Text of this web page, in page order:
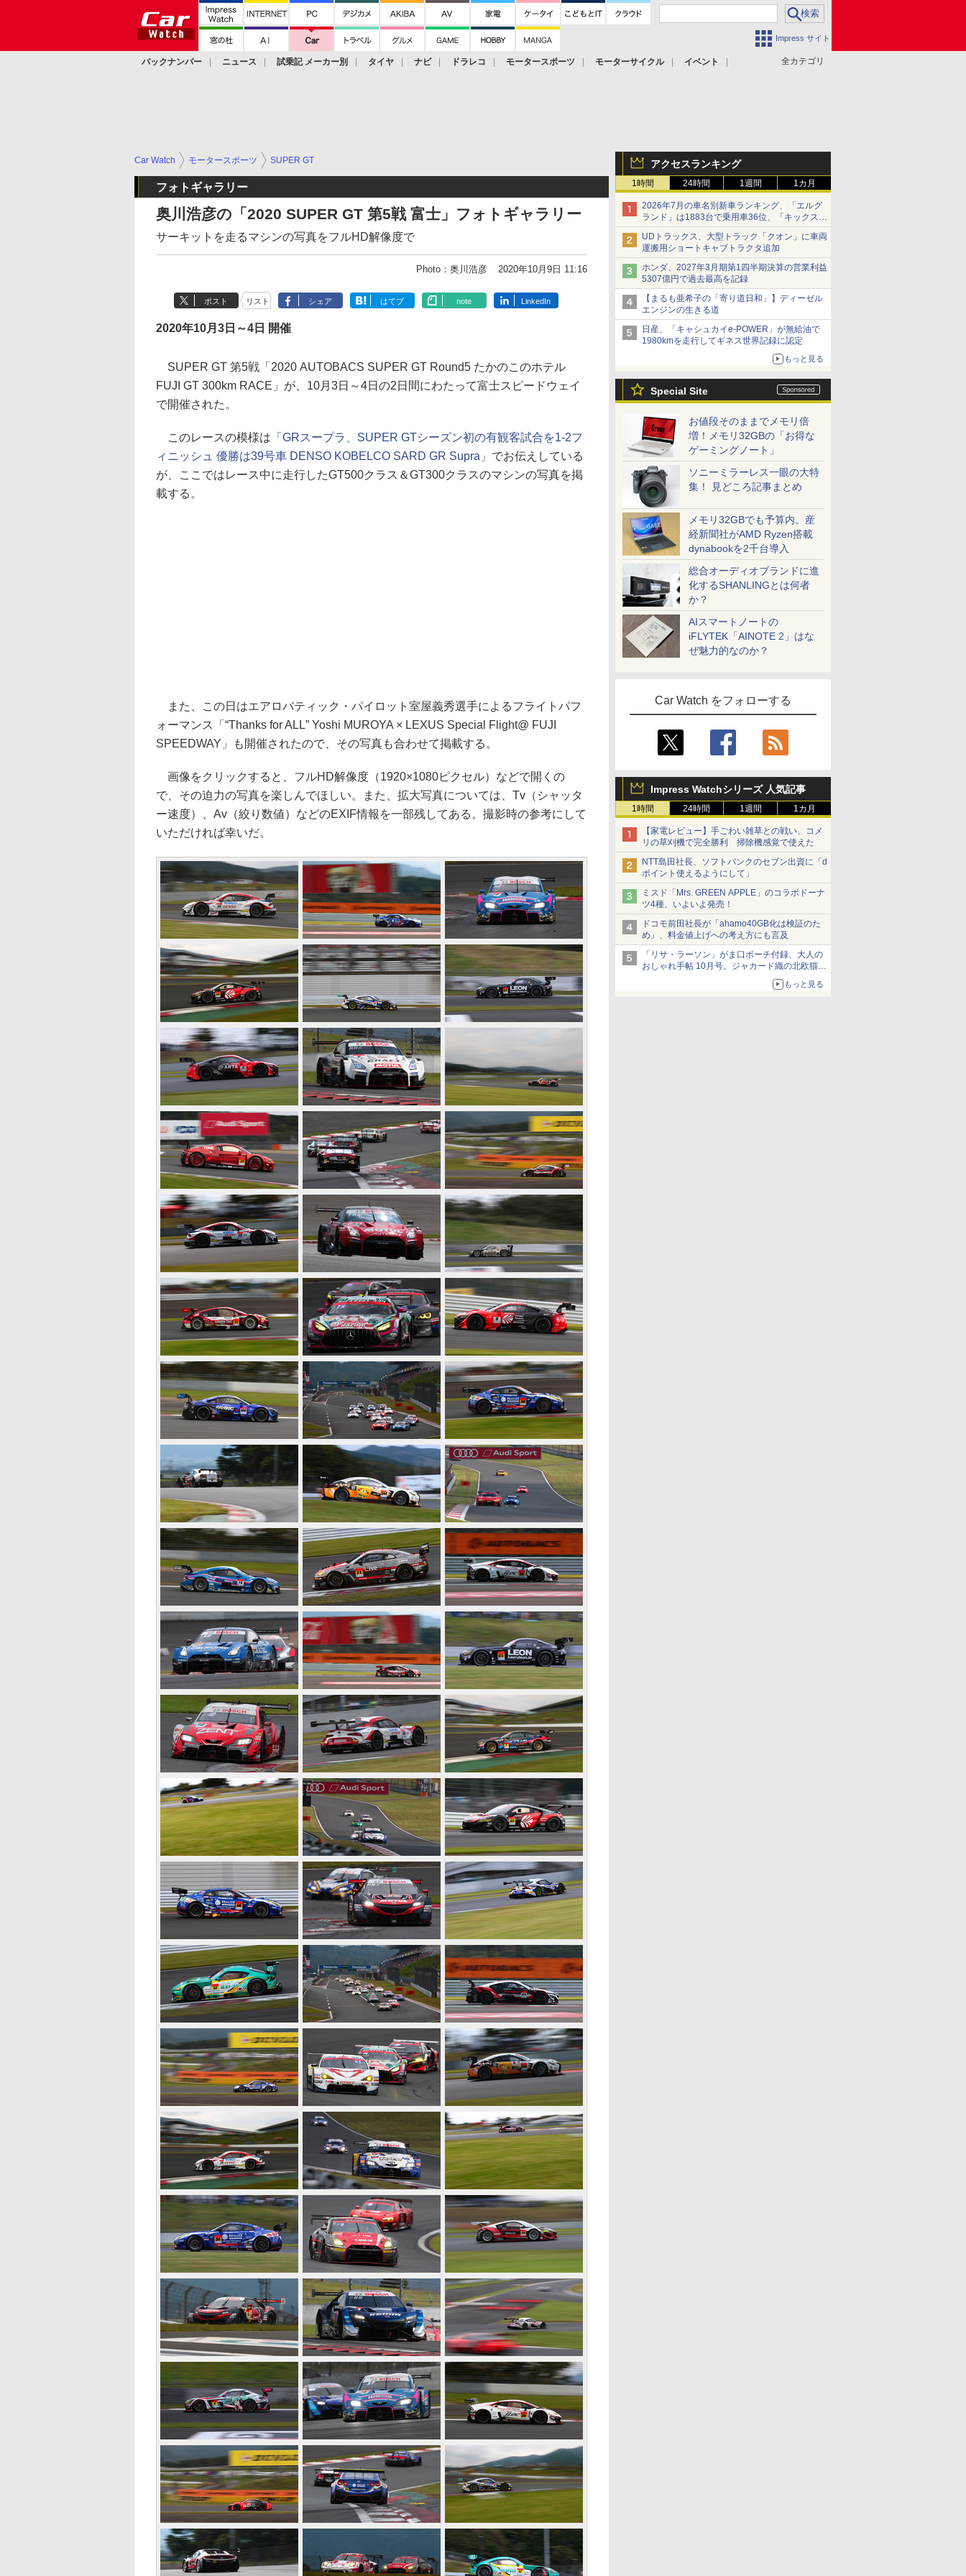
Impress サイト
全カテゴリ
バックナンバー ニュース 試乗記 メーカー別 タイヤ ナビ ドラレコ モータースポーツ モーターサイクル
イベント
アクセスランキング
1時間 24時間 1週間 1カ月
2026年7月の車名別新車ランキング、「エルグ
ランド」は1883台で乗用車36位、「キックス」
は2591台で27位に
UDトラックス、大型トラック「クオン」に車両
運搬用ショートキャブトラクタ追加
ホンダ、2027年3月期第1四半期決算の営業利益
5307億円で過去最高を記録
【まるも亜希子の「寄り道日和」】ディーゼル
エンジンの生きる道
日産、「キャシュカイe-POWER」が無給油で
1980kmを走行してギネス世界記録に認定
もっと見る
Special Site
お値段そのままでメモリ倍
増！メモリ32GBの「お得な
ゲーミングノート」
ソニーミラーレス一眼の大特
集！ 見どころ記事まとめ
メモリ32GBでも予算内。産
経新聞社がAMD Ryzen搭載
dynabookを2千台導入
総合オーディオブランドに進
化するSHANLINGとは何者
か？
AIスマートノートの
iFLYTEK「AINOTE 2」はな
ぜ魅力的なのか？
Car Watch をフォローする
Impress Watchシリーズ 人気記事
1時間 24時間 1週間 1カ月
【家電レビュー】手ごわい雑草との戦い、コメ
リの草刈機で完全勝利 掃除機感覚で使えた
NTT島田社長、ソフトバンクのセブン出資に「d
ポイント使えるようにして」
ミスド「Mrs. GREEN APPLE」のコラボドーナ
ツ4種、いよいよ発売！
ドコモ前田社長が「ahamo40GB化は検証のた
め」、料金値上げへの考え方にも言及
「リサ・ラーソン」がま口ポーチ付録、大人の
おしゃれ手帖 10月号。ジャカード織の北欧猫デ
もっと見る
Car Watch モータースポーツ SUPER GT
フォトギャラリー
奥川浩彦の「2020 SUPER GT 第5戦 富士」フォトギャラリー
サーキットを走るマシンの写真をフルHD解像度で
Photo：奥川浩彦 2020年10月9日 11:16
ポスト リスト シェア はてブ note LinkedIn
2020年10月3日～4日 開催
SUPER GT 第5戦「2020 AUTOBACS SUPER GT Round5 たかのこのホテル
FUJI GT 300km RACE」が、10月3日～4日の2日間にわたって富士スピードウェイ
で開催された。
このレースの模様は 「GRスープラ、SUPER GTシーズン初の有観客試合を1-2フ
ィニッシュ 優勝は39号車 DENSO KOBELCO SARD GR Supra」 でお伝えしている
が、ここではレース中に走行したGT500クラス＆GT300クラスのマシンの写真を掲
載する。
また、この日はエアロバティック・パイロット室屋義秀選手によるフライトパフ
ォーマンス「“Thanks for ALL” Yoshi MUROYA × LEXUS Special Flight@ FUJI
SPEEDWAY」も開催されたので、その写真も合わせて掲載する。
画像をクリックすると、フルHD解像度（1920×1080ピクセル）などで開くの
で、その迫力の写真を楽しんでほしい。また、拡大写真については、Tv（シャッタ
ー速度）、Av（絞り数値）などのEXIF情報を一部残してある。撮影時の参考にして
いただければ幸いだ。